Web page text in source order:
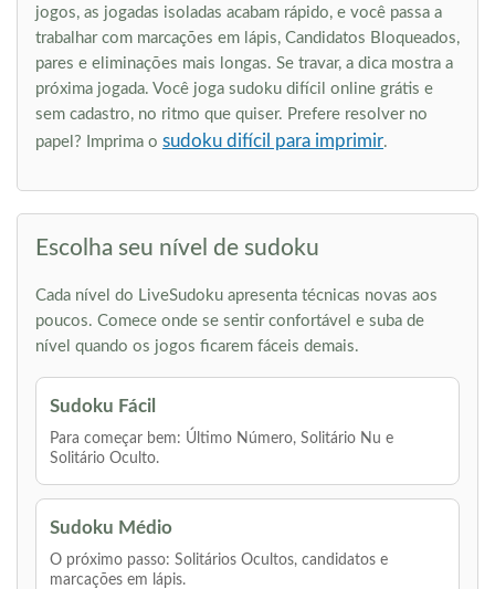
jogos, as jogadas isoladas acabam rápido, e você passa a
trabalhar com marcações em lápis, Candidatos Bloqueados,
pares e eliminações mais longas. Se travar, a dica mostra a
próxima jogada. Você joga sudoku difícil online grátis e
sem cadastro, no ritmo que quiser. Prefere resolver no
papel? Imprima o sudoku difícil para imprimir.
Escolha seu nível de sudoku
Cada nível do LiveSudoku apresenta técnicas novas aos
poucos. Comece onde se sentir confortável e suba de
nível quando os jogos ficarem fáceis demais.
Sudoku Fácil
Para começar bem: Último Número, Solitário Nu e
Solitário Oculto.
Sudoku Médio
O próximo passo: Solitários Ocultos, candidatos e
marcações em lápis.